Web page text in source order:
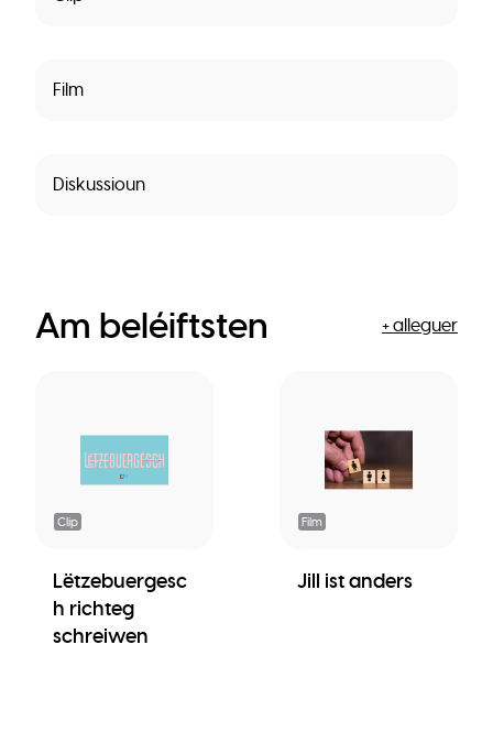
Film
Diskussioun
Am beléiftsten
Clip
Lëtzebuergesc
h richteg
schreiwen
Film
Jill ist anders
+ alleguer